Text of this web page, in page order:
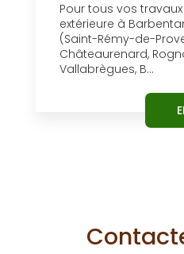
Pour tous vos
extérieure à
(Saint-Rémy-de-
Châteaurenard,
Vallabrègues, B...